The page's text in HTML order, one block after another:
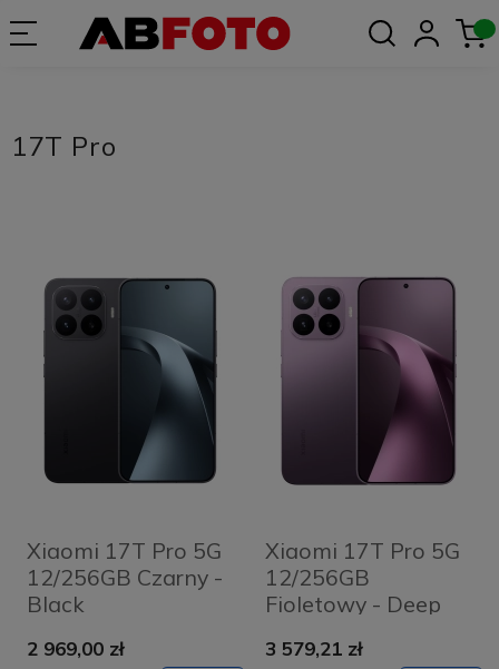
17T Pro
Xiaomi 17T Pro 5G
12/256GB Czarny -
Black
2 969,00 zł
Xiaomi 17T Pro 5G
12/256GB
Fioletowy - Deep
3 579,21 zł